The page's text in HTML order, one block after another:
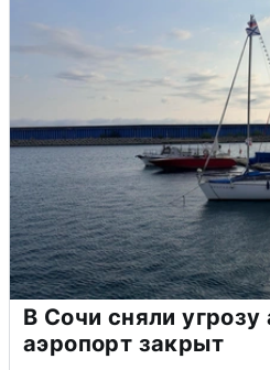
В Сочи сняли
аэропорт закрыт